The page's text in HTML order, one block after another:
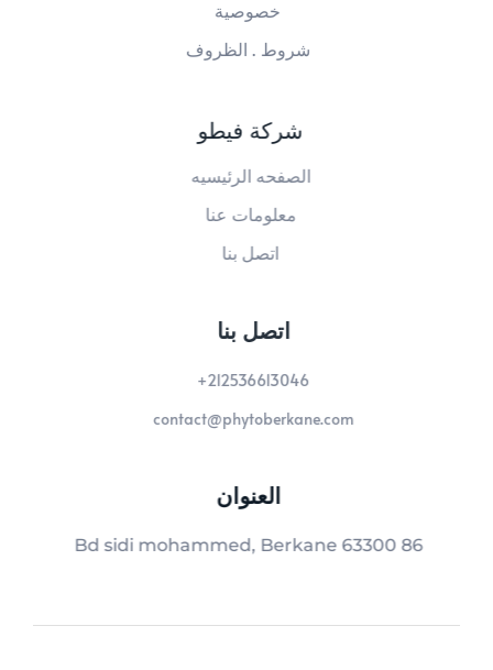
خصوصية
شروط . الظروف
شركة فيطو
الصفحه الرئيسيه
معلومات عنا
اتصل بنا
اتصل بنا
212536613046+
contact@phytoberkane.com
العنوان
86 Bd sidi mohammed, Berkane 63300